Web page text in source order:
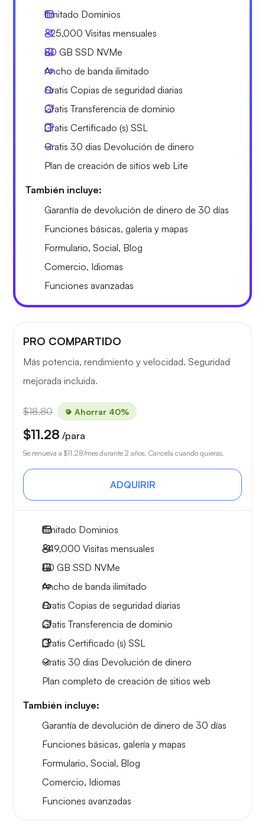
Ilimitado Dominios
~25,000 Visitas mensuales
80 GB SSD NVMe
Ancho de banda ilimitado
Gratis Copias de seguridad diarias
Gratis Transferencia de dominio
Gratis Certificado (s) SSL
Gratis 30 dias Devolución de dinero
Plan de creación de sitios web Lite
También incluye:
Garantía de devolución de dinero de 30 días
Funciones básicas, galería y mapas
Formulario, Social, Blog
Comercio, Idiomas
Funciones avanzadas
PRO COMPARTIDO
Más potencia, rendimiento y velocidad. Seguridad
mejorada incluida.
$18.80 Ahorrar 40%
$11.28 /para
Se renueva a $11.28/mes durante 2 años. Cancela cuando quieras.
ADQUIRIR
Ilimitado Dominios
~49,000 Visitas mensuales
110 GB SSD NVMe
Ancho de banda ilimitado
Gratis Copias de seguridad diarias
Gratis Transferencia de dominio
Gratis Certificado (s) SSL
Gratis 30 dias Devolución de dinero
Plan completo de creación de sitios web
También incluye:
Garantía de devolución de dinero de 30 días
Funciones básicas, galería y mapas
Formulario, Social, Blog
Comercio, Idiomas
Funciones avanzadas